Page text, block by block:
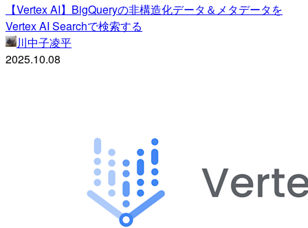
【Vertex AI】BigQueryの非構造化データ＆メタデータを
Vertex AI Searchで検索する
川中子凌平
2025.10.08